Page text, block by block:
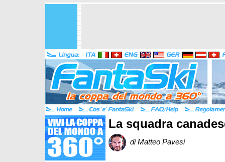
La squadra
di Matteo Pavesi